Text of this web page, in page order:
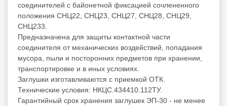
соединителей с байонетной фиксацией сочлененного
положения СНЦ22, СНЦ23, СНЦ27, СНЦ28, СНЦ29,
СНЦ233.
Предназначена для защиты контактной части
соединителя от механических воздействий, попадания
мусора, пыли и посторонних предметов при хранении,
транспортировке и в иных условиях.
Заглушки изготавливаются с приемкой ОТК.
Технические условия: НКЦС.434410.112ТУ.
Гарантийный срок хранения заглушек ЭП-30 - не менее